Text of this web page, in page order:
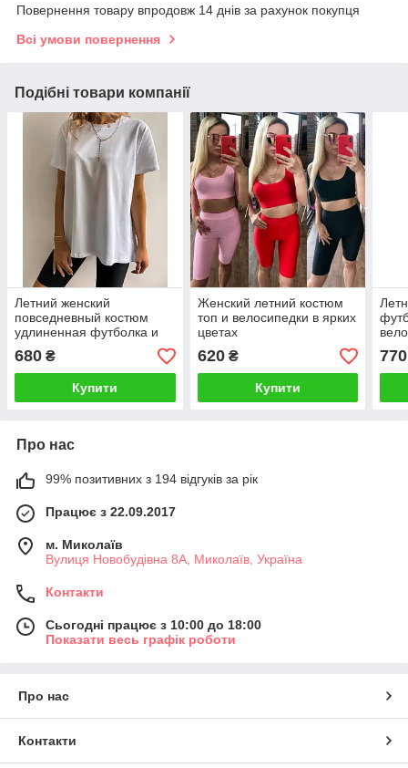
Повернення товару впродовж 14 днів за рахунок покупця
Всі умови повернення
Подібні товари компанії
Летний женский
повседневный костюм
удлиненная футболка и
велосипедки
680 ₴
Купити
Женский летний костюм
топ и велосипедки в ярких
цветах
620₴
Купити
770
Про нас
99% позитивних з 194 відгуків за рік
Працює з 22.09.2017
м. Миколаїв
Вулиця Новобудівна 8А, Миколаїв, Україна
Контакти
Сьогодні працює з 10:00 до 18:00
Показати весь графік роботи
Про нас
Контакти